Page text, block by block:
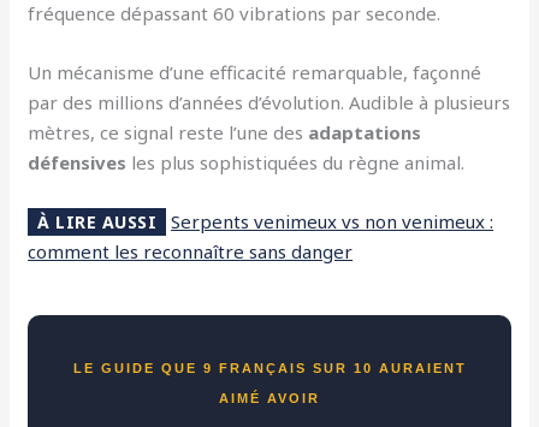
fréquence dépassant 60 vibrations par seconde.
Un mécanisme d’une efficacité remarquable, façonné
par des millions d’années d’évolution. Audible à plusieurs
mètres, ce signal reste l’une des adaptations
défensives les plus sophistiquées du règne animal.
À LIRE AUSSI
Serpents venimeux vs non venimeux :
comment les reconnaître sans danger
LE GUIDE QUE 9 FRANÇAIS SUR 10 AURAIENT
AIMÉ AVOIR